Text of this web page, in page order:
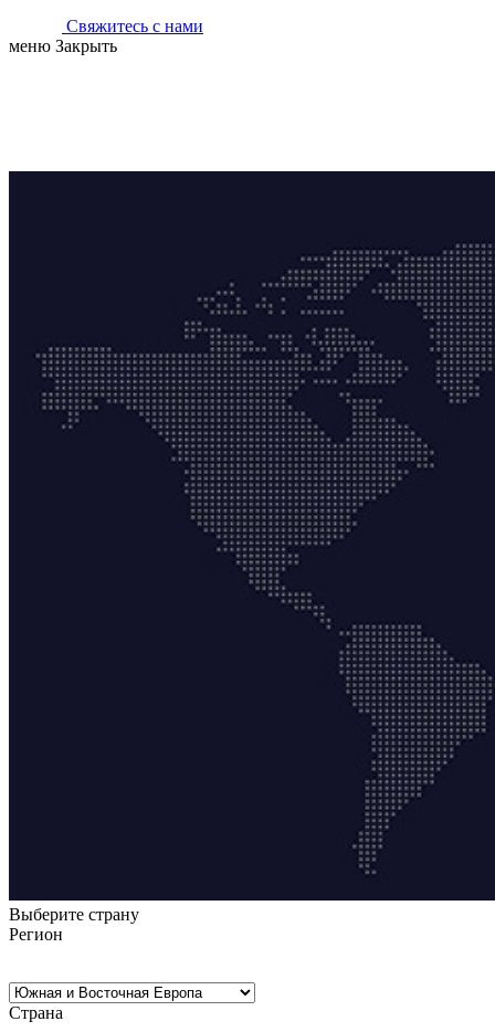
Свяжитесь с нами
меню Закрыть
Выберите страну
Регион
Страна